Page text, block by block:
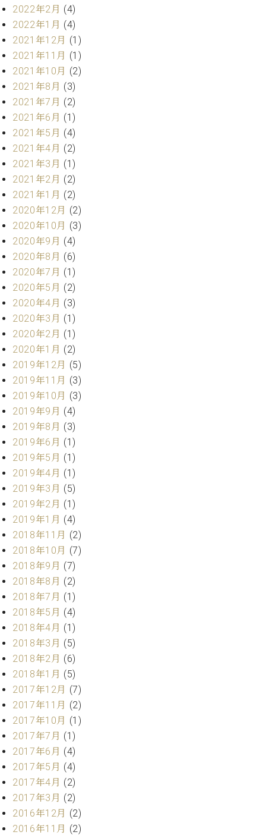
W.
ホ
フ
マ
ン
ト
ラ
デ
ィ
シ
ョ
ン
W.
ホ
フ
マ
ン
ヴ
ィ
ジ
ョ
ン
C.BECHSTEIN
Digital(ベ
ヒ
シ
ュ
タ
イ
ン
デ
ジ
タ
ル)
術
営
業
ン
タ
ー
ス
タ
ッ
ご
挨
拶
技
術
者
介
展示
情報
【ユ
ーロ
ピア
ノ特
選中
古】
イ
ベ
ン
情
報
八
王
子
房
ブ
ロ
グ
ア
ク
ス
お
問
い
合
せ
ア
テ
ィ
ス
ト
カ
ス
タ
2022年2月 (4)
2022年1月 (4)
2021年12月 (1)
2021年11月 (1)
2021年10月 (2)
2021年8月 (3)
2021年7月 (2)
2021年6月 (1)
2021年5月 (4)
2021年4月 (2)
2021年3月 (1)
2021年2月 (2)
2021年1月 (2)
2020年12月 (2)
2020年10月 (3)
2020年9月 (4)
2020年8月 (6)
2020年7月 (1)
2020年5月 (2)
2020年4月 (3)
2020年3月 (1)
2020年2月 (1)
2020年1月 (2)
2019年12月 (5)
2019年11月 (3)
2019年10月 (3)
2019年9月 (4)
2019年8月 (3)
2019年6月 (1)
2019年5月 (1)
2019年4月 (1)
2019年3月 (5)
2019年2月 (1)
2019年1月 (4)
2018年11月 (2)
2018年10月 (7)
2018年9月 (7)
2018年8月 (2)
2018年7月 (1)
2018年5月 (4)
2018年4月 (1)
2018年3月 (5)
2018年2月 (6)
2018年1月 (5)
2017年12月 (7)
2017年11月 (2)
2017年10月 (1)
2017年7月 (1)
2017年6月 (4)
2017年5月 (4)
2017年4月 (2)
2017年3月 (2)
2016年12月 (2)
2016年11月 (2)